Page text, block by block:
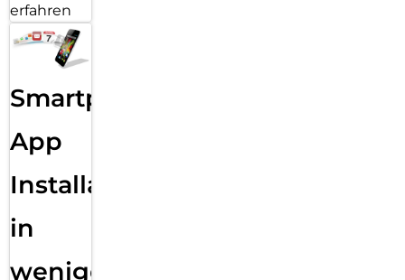
erfahren
Smartphone
App
Installation
in
wenigen